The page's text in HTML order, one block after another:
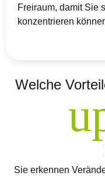
Freiraum, damit Sie
konzentrieren
Welche
Sie erkennen